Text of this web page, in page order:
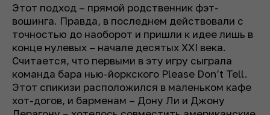
Этот подход – прямой родственник фэт-
вошинга. Правда, в последнем действовали с
точностью до наоборот и пришли к идее лишь в
конце нулевых – начале десятых XXI века.
Считается, что первыми в эту игру сыграла
команда бара нью-йоркского Please Don’t Tell.
Этот спикизи расположился в маленьком кафе
хот-догов, и барменам – Дону Ли и Джону